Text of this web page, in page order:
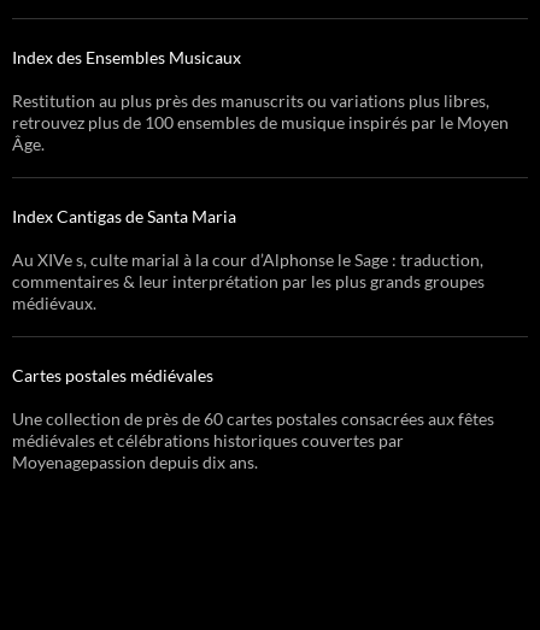
Index des Ensembles Musicaux
Restitution au plus près des manuscrits ou variations plus libres,
retrouvez plus de 100 ensembles de musique inspirés par le Moyen
Âge.
Index Cantigas de Santa Maria
Au XIVe s, culte marial à la cour d’Alphonse le Sage : traduction,
commentaires & leur interprétation par les plus grands groupes
médiévaux.
Cartes postales médiévales
Une collection de près de 60 cartes postales consacrées aux fêtes
médiévales et célébrations historiques couvertes par
Moyenagepassion depuis dix ans.